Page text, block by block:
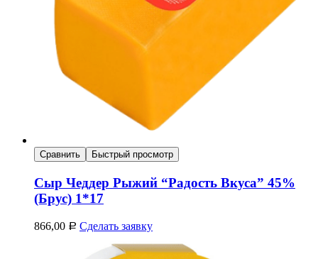
Сравнить Быстрый просмотр
Сыр Чеддер Рыжий “Радость Вкуса” 45%
(Брус) 1*17
866,00 Р Сделать заявку